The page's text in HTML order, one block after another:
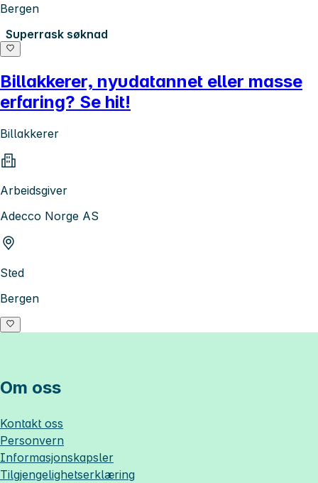
Bergen
Superrask søknad
Billakkerer, nyudatannet eller masse
erfaring? Se hit!
Billakkerer
Arbeidsgiver
Adecco Norge AS
Sted
Bergen
Om oss
Kontakt oss
Personvern
Informasjonskapsler
Tilgjengelighetserklæring